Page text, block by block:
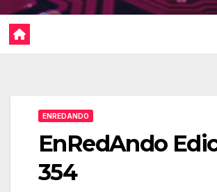
ENREDANDO
EnRedAndo
354